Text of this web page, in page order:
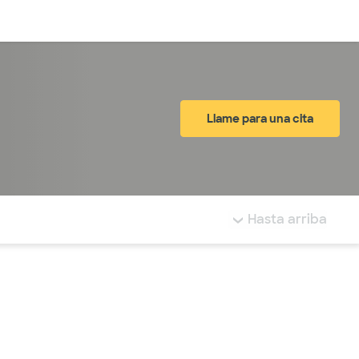
Llame para una cita
Hasta arriba